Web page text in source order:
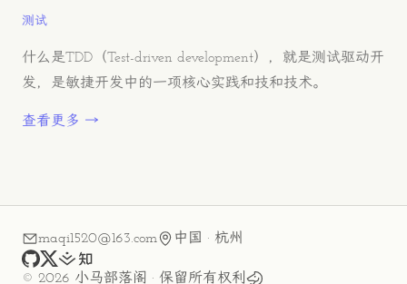
测试
什么是TDD（Test-driven development），就是测试驱动开
发，是敏捷开发中的一项核心实践和技和技术。
查看更多 →
maqi1520@163.com 中国 · 杭州
github
x juejinzhihu
© 2026 小马部落阁 · 保留所有权利